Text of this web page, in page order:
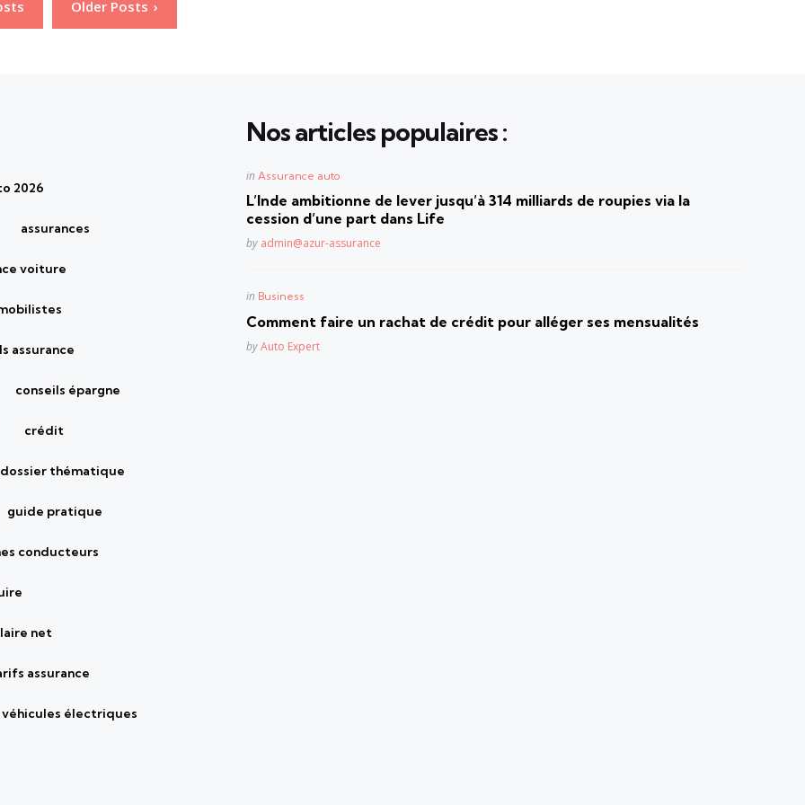
Older Posts
2026
assurances
voiture
assurance
conseils épargne
crédit
dossier thématique
guide pratique
conducteurs
net
assurance
véhicules électriques
Nos articles populaires :
Posted
in Assurance auto
L’Inde ambitionne de lever jusqu’à 314 milliards de roupies via la
cession d’une part dans Life
Posted
by admin@azur-assurance
Posted
in Business
Comment faire un rachat de crédit pour alléger ses mensualités
Posted
byAuto Expert